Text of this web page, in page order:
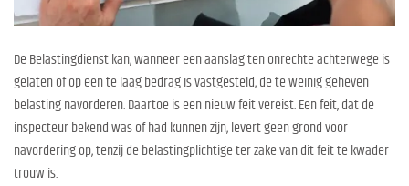
De Belastingdienst kan, wanneer een aanslag ten onrechte achterwege is
gelaten of op een te laag bedrag is vastgesteld, de te weinig geheven
belasting navorderen. Daartoe is een nieuw feit vereist. Een feit, dat de
inspecteur bekend was of had kunnen zijn, levert geen grond voor
navordering op, tenzij de belastingplichtige ter zake van dit feit te kwader
trouw is.